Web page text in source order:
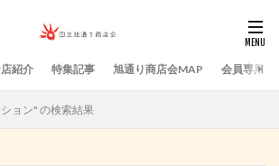
紹介 特集記事 旭通り商店会MAP 会員専用ペ
ョン" の検索結果